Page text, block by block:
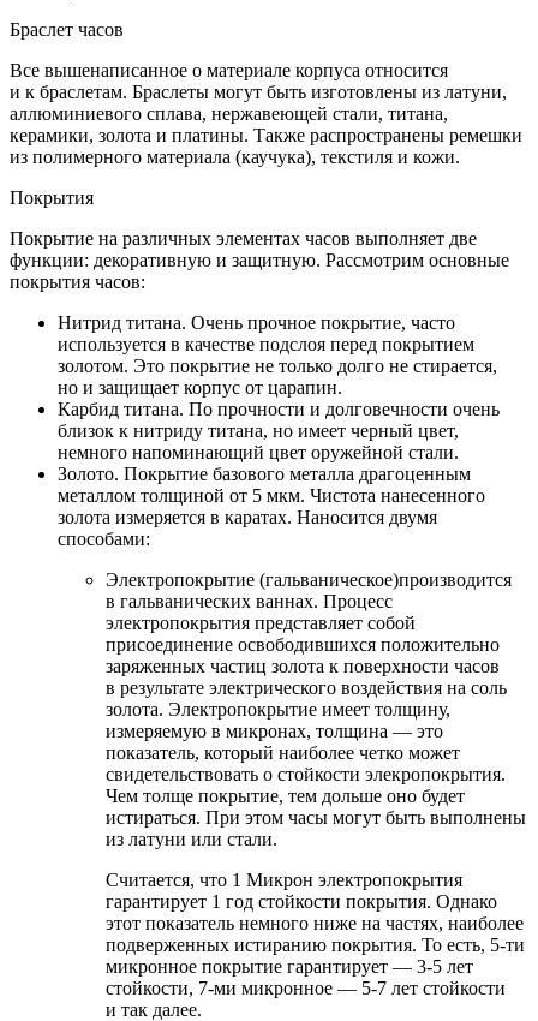
Браслет часов
Все вышенаписанное о материале корпуса относится
и к браслетам. Браслеты могут быть изготовлены из латуни,
аллюминиевого сплава, нержавеющей стали, титана,
керамики, золота и платины. Также распространены ремешки
из полимерного материала (каучука), текстиля и кожи.
Покрытия
Покрытие на различных элементах часов выполняет две
функции: декоративную и защитную. Рассмотрим основные
покрытия часов:
Нитрид титана. Очень прочное покрытие, часто
используется в качестве подслоя перед покрытием
золотом. Это покрытие не только долго не стирается,
но и защищает корпус от царапин.
Карбид титана. По прочности и долговечности очень
близок к нитриду титана, но имеет черный цвет,
немного напоминающий цвет оружейной стали.
Золото. Покрытие базового металла драгоценным
металлом толщиной от 5 мкм. Чистота нанесенного
золота измеряется в каратах. Наносится двумя
способами:
Электропокрытие (гальваническое)производится
в гальванических ваннах. Процесс
электропокрытия представляет собой
присоединение освободившихся положительно
заряженных частиц золота к поверхности часов
в результате электрического воздействия на соль
золота. Электропокрытие имеет толщину,
измеряемую в микронах, толщина — это
показатель, который наиболее четко может
свидетельствовать о стойкости элекропокрытия.
Чем толще покрытие, тем дольше оно будет
истираться. При этом часы могут быть выполнены
из латуни или стали.
Считается, что 1 Микрон электропокрытия
гарантирует 1 год стойкости покрытия. Однако
этот показатель немного ниже на частях, наиболее
подверженных истиранию покрытия. То есть, 5-ти
микронное покрытие гарантирует — 3-5 лет
стойкости, 7-ми микронное — 5-7 лет стойкости
и так далее.